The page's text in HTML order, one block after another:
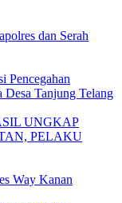
dan Serah
Pencegahan
Tanjung Telang
UNGKAP
PELAKU
Way Kanan